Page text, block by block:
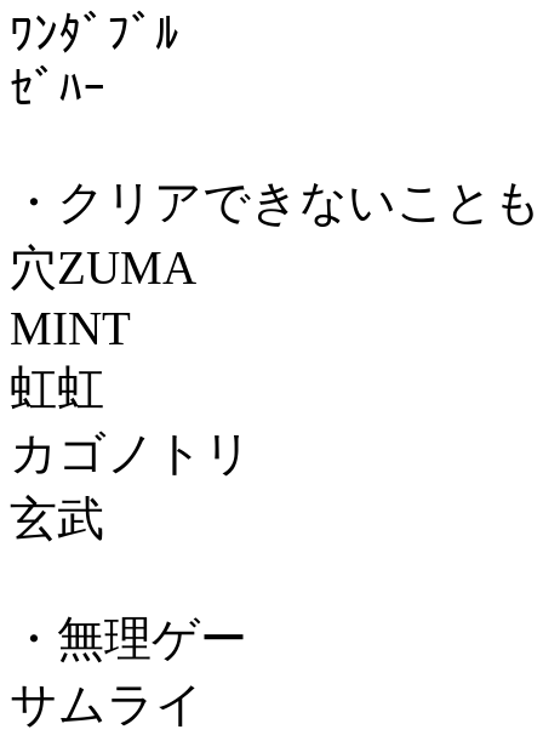
ﾜﾝﾀﾞﾌﾞﾙ
ｾﾞﾊｰ
・クリアできないこと
穴ZUMA
MINT
虹虹
カゴノトリ
玄武
・無理ゲー
サムライ